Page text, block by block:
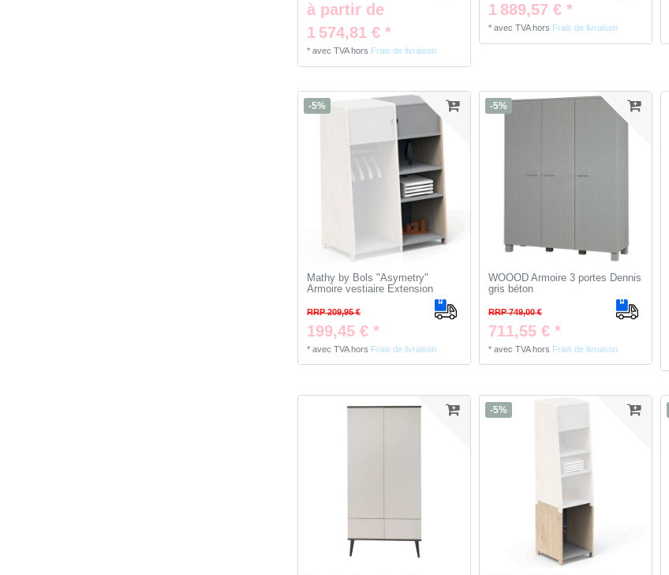
à partir de
1 574,81 € *
*avec TVAhors Frais de livraison
1 889,57 € *
*avec TVAhors Frais de livraison
-5%
Mathy by Bols "Asymetry"
Armoire vestiaire Extension
RRP 209,95 €
199,45 € *
*avec TVAhors Frais de livraison
-5%
WOOOD Armoire 3 portes Dennis
gris béton
RRP 749,00 €
711,55 € *
*avec TVAhors Frais de livraison
-5%